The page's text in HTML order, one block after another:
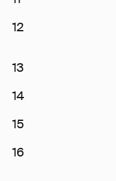
12
13
14
15
16